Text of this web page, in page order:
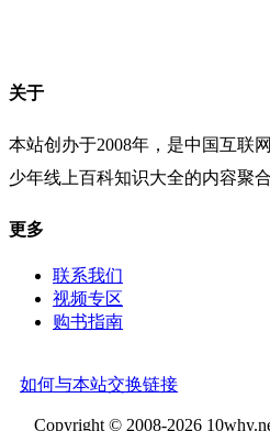
关于
本站创办于2008年，是中国互联
少年线上百科知识大全的内容聚合
更多
联系我们
视频专区
购书指南
如何与本站交换链接
Copyright © 2008-2026